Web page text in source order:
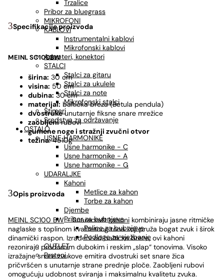
Trzalice
Pribor za bluegrass
MIKROFONI
KABLOVI
Instrumentalni kablovi
Mikrofonski kablovi
Adapteri, konektori
STALCI
Stalci za gitaru
Stalci za ukulele
Stalci za note
Mikrofonski stalci
Štimeri
Sredstva za održavanje
OSTALO
USNE HARMONIKE
Usne harmonike - C
Usne harmonike - A
Usne harmonike - G
UDARALJKE
Kahoni
Metlice za kahon
Torbe za kahon
Djembe
Pribor za bubnjeve
Palice za bubnjeve
Podloge za vježbanje
OUTLET
Prsteni
Specifikacije proizvoda
MEINL SC100BW
širina: 30 cm
visina: 50 cm
dubina: 30 cm
materijal: baltička breza (Betula pendula)
dvostrukeunutarnje fiksne snare mrežice
zaobljenirubovi
gumene noge i stražnji zvučni otvor
težina: 4510g
Opis proizvoda
MEINL SC100 BW– Snarecraftkahoni kombiniraju jasne ritmičke
naglaske s toplinom kvalitetnog tona koji pruža bogat zvuk i širok
dinamički raspon. Izrađeni od baltičke breze, ovi kahoni
rezoniraju prodornim dubokim i reskim „slap“ tonovima. Visoko
izražajne snare zvukove emitira dvostruki set snare žica
pričvršćen s unutarnje strane prednje ploče. Zaobljeni rubovi
omogućuju udobnost sviranja i maksimalnu kvalitetu zvuka.